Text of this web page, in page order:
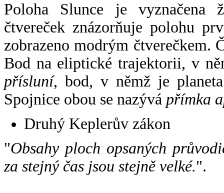
Poloha Slunce je vyznačena
čtvereček znázorňuje polohu
zobrazeno modrým čtverečkem.
Bod na eliptické trajektorii, v
přísluní, bod, v němž je
Spojnice obou se nazývá přímka
Druhý Keplerův zákon
"Obsahy ploch opsaných
za stejný čas jsou stejně velké.".